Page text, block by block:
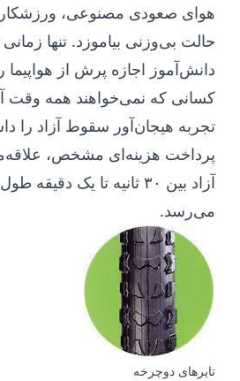
هوای صعودی مصنوعی، ورزشکار
حالت بی‌وزنی بیاموزد. تنها
دانش‌آموز اجازه پرش از هواپیما
کسانی که نمی‌خواهند همه وقت
تجربه هیجان‌آور سقوط آزاد را
پرداخت هزینه‌ای مشخص،
آزاد بین ۳۰ ثانیه تا
می‌رسد.
تایرهای دوچرخه